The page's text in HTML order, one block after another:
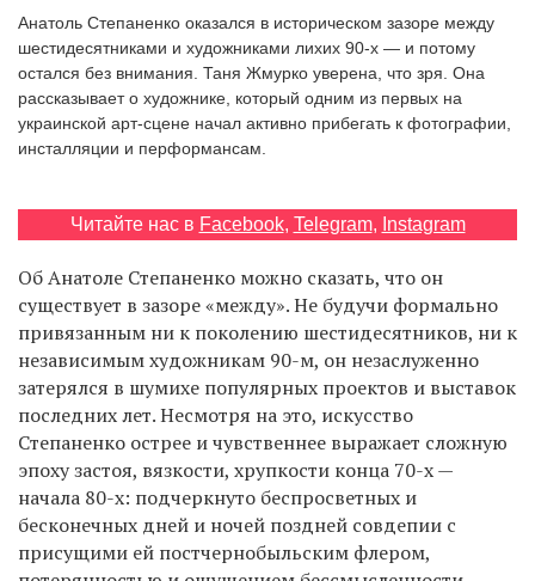
EN
UA
Анатоль Степаненко оказался в историческом зазоре между
шестидесятниками и художниками лихих 90-х — и потому
остался без внимания. Таня Жмурко уверена, что зря. Она
рассказывает о художнике, который одним из первых на
украинской арт-сцене начал активно прибегать к фотографии,
инсталляции и перформансам.
Читайте нас в Facebook, Telegram, Instagram
Об Анатоле Степаненко можно сказать, что он
существует в зазоре «между». Не будучи формально
привязанным ни к поколению шестидесятников, ни к
независимым художникам 90-м, он незаслуженно
затерялся в шумихе популярных проектов и выставок
последних лет. Несмотря на это, искусство
Степаненко острее и чувственнее выражает сложную
эпоху застоя, вязкости, хрупкости конца 70-х —
начала 80-х: подчеркнуто беспросветных и
бесконечных дней и ночей поздней совдепии с
присущими ей постчернобыльским флером,